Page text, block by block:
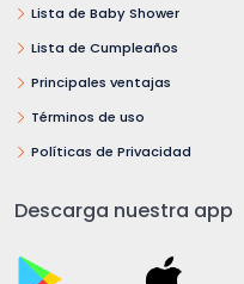
Lista de Baby Shower
Lista de Cumpleaños
Principales ventajas
Términos de uso
Políticas de Privacidad
Descarga nuestra app